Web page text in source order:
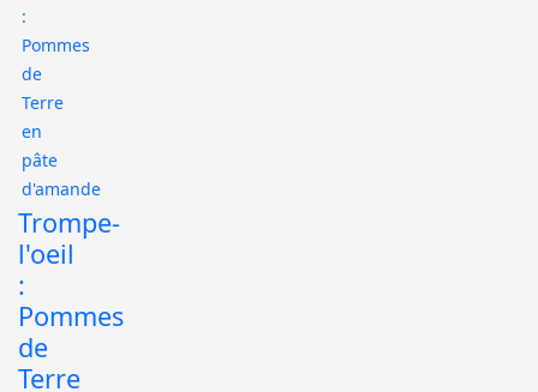
Trompe-
l'oeil
:
Pommes
de
Terre